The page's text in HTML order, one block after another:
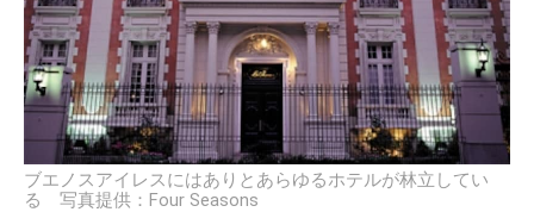
ブエノスアイレスにはありとあらゆるホテルが林立してい
る 写真提供：Four Seasons